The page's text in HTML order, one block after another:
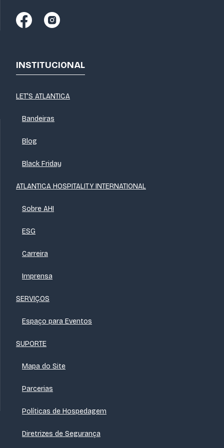
INSTITUCIONAL
LET'S ATLANTICA
Bandeiras
Blog
Black Friday
ATLANTICA HOSPITALITY INTERNATIONAL
Sobre AHI
ESG
Carreira
Imprensa
SERVIÇOS
Espaço para Eventos
SUPORTE
Mapa do Site
Parcerias
Políticas de Hospedagem
Diretrizes de Segurança